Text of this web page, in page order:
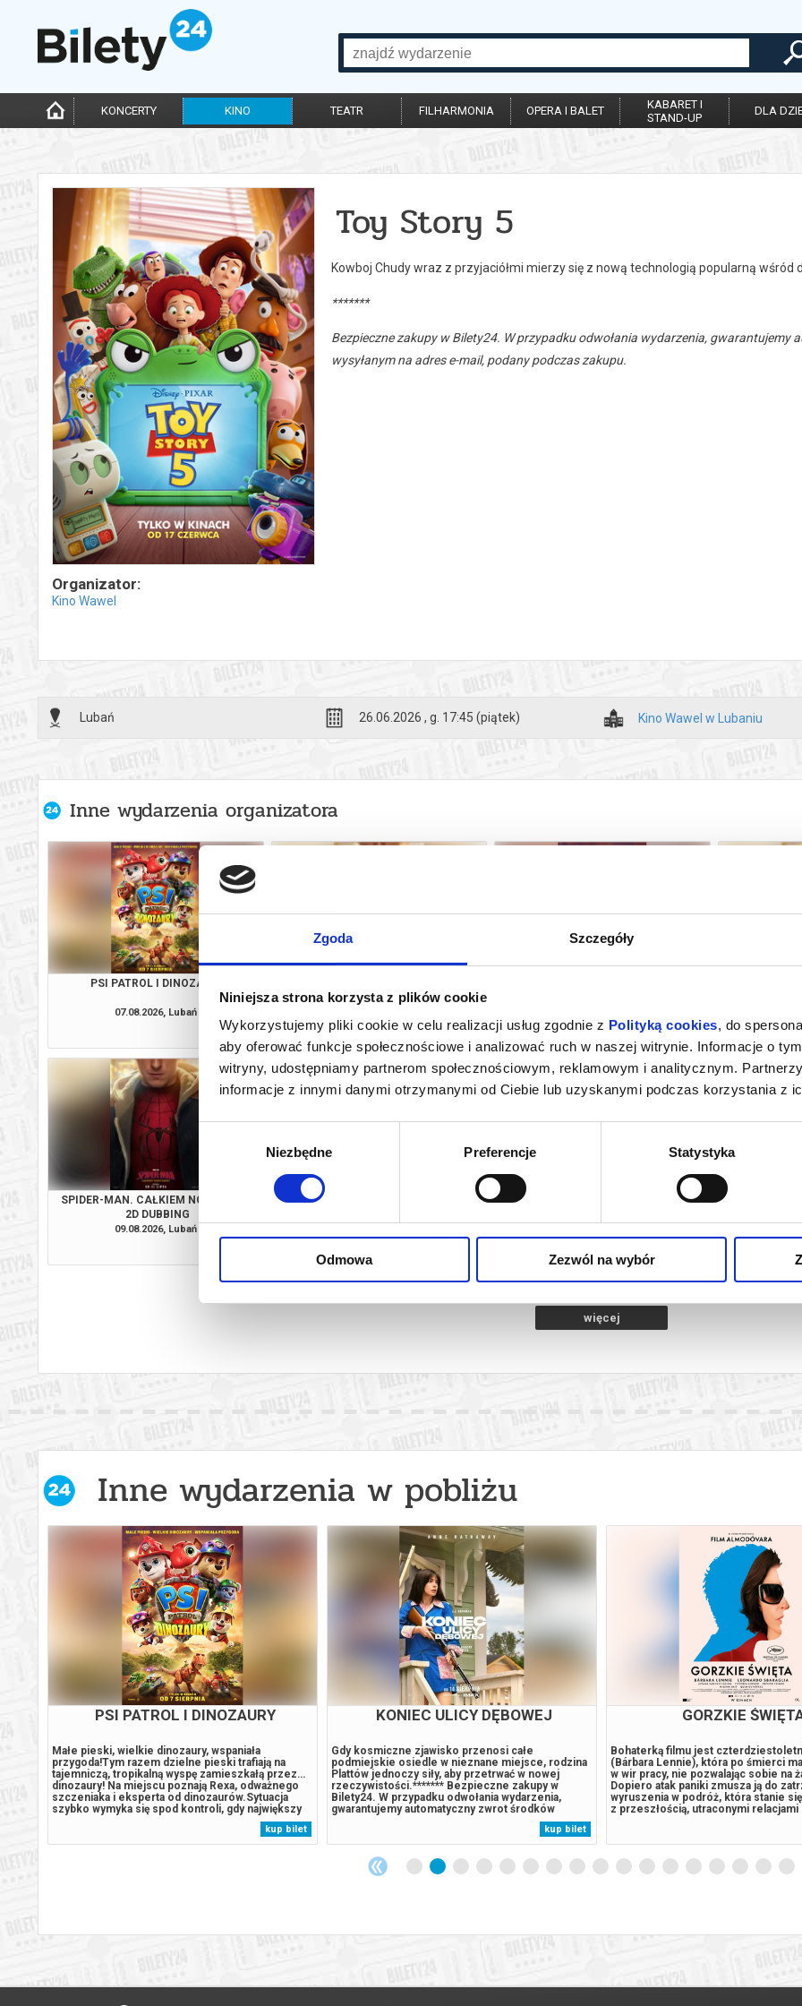
Zgoda Szczegóły
Niniejsza strona korzysta z plików cookie
Wykorzystujemy pliki cookie w celu realizacji usług zgodnie z Polityką cookies, do
aby oferować funkcje społecznościowe i analizować ruch w naszej witrynie. Informacje o
witryny, udostępniamy partnerom społecznościowym, reklamowym i analitycznym.
informacje z innymi danymi otrzymanymi od Ciebie lub uzyskanymi podczas korzystania z
Niezbędne Preferencje Statystyka
Odmowa Zezwól na wybór
KONCERTY KINO TEATR FILHARMONIA OPERA I BALET
KABARET I
STAND-UP
DLA
Organizator:
Kino Wawel
Toy Story 5
Kowboj Chudy wraz z przyjaciółmi mierzy się z nową technologią popularną wśród
*******
Bezpieczne zakupy w Bilety24. W przypadku odwołania wydarzenia,
wysyłanym na adres e-mail, podany podczas zakupu.
Lubań 26.06.2026 , g. 17:45 (piątek) Kino Wawel w Lubaniu
Inne wydarzenia organizatora
PSI PATROL I DINOZAURY
07.08.2026, Lubań
kup bilet
2D DUBBING
kup bilet
kup bilet
SPIDER-MAN. CAŁKIEM NOWY DZIEŃ
2D DUBBING
09.08.2026, Lubań
PSI PATROL I DINOZAURY
SPIDER-MAN. CAŁKIEM NOWY DZIEŃ
więcej
Inne wydarzenia w pobliżu
PSI PATROL I DINOZAURY
Małe pieski, wielkie dinozaury, wspaniała
przygoda!Tym razem dzielne pieski trafiają na
tajemniczą, tropikalną wyspę zamieszkałą przez…
dinozaury! Na miejscu poznają Rexa, odważnego
szczeniaka i eksperta od dinozaurów.Sytuacja
szybko wymyka się spod kontroli, gdy największy
rywal Psiego Patrolu, burmistrz Humdinger,
również pojawia się na wyspie. Jego nierozważne
działania prowadzą do przebudzenia...
kup bilet
GWIAZDOZBIÓR PSA
Gwiazdozbiór Psa w reżyserii Ridleya Scotta to
wciągający thriller osadzony w
postapokaliptycznym świecie, gdzie podstawowy
instynkt to przetrwanie, a zachowanie
człowieczeństwa staje się świadomym wyborem.
Film opowiada historię Higa, młodego pilota, który
wraz z byłym żołnierzem Bangleyem stworzył
uporządkowaną enklawę, odizolowaną od brutalnej
rzeczywistości. Ich codzienność zostaje
zakłócona, gdy...
kup bilet
GORZKIE
Bohaterką filmu jest
(Bárbara Lennie), która po śmierci
w wir pracy, nie pozwalając sobie na
Dopiero atak paniki zmusza ją do
wyruszenia w podróż, która stanie
z przeszłością, utraconymi relacjami
życiorysów Almodóvar tka...